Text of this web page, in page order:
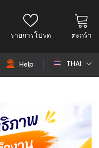
รายการโปรด ตะกร้า
Help THAI
EN